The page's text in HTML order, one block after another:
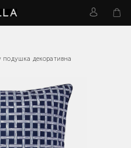
подушка декоративна